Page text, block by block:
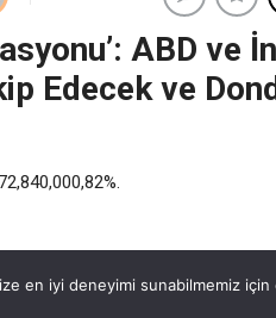
ABD ve
Edecek ve
en iyi deneyimi sunabilmemiz